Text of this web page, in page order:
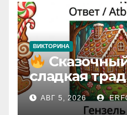
ВИКТОРИНА
сладкая
Открываем
вчерашней
АВГ 5, 2026